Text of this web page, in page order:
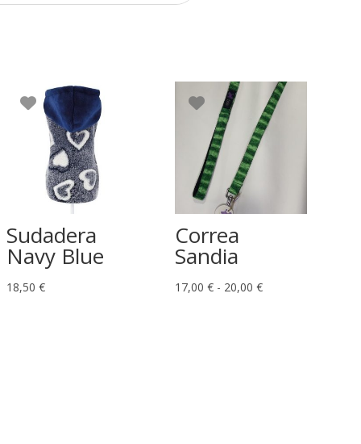
Sudadera
Navy Blue
18,50€
Correa
Sandia
17,00€ - 20,00€Rango